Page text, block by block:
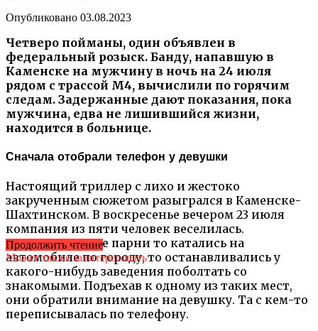
Опубликовано 03.08.2023
Четверо пойманы, один объявлен в
федеральный розыск. Банду, напавшую в
Каменске на мужчину в ночь на 24 июля
рядом с трассой М4, вычислили по горячим
следам. Задержанные дают показания, пока
мужчина, едва не лишившийся жизни,
находится в больнице.
Сначала отобрали телефон у девушки
Настоящий триллер с лихо и жестоко
закрученным сюжетом разыгрался в Каменске-
Шахтинском. В воскресенье вечером 23 июля
компания из пяти человек веселилась.
Двадцатилетние парни то катались на
автомобиле по городу, то останавливались у
какого-нибудь заведения поболтать со
знакомыми. Подъехав к одному из таких мест,
они обратили внимание на девушку. Та с кем-то
переписывалась по телефону.
Продолжить чтение
Может также заинтересовать